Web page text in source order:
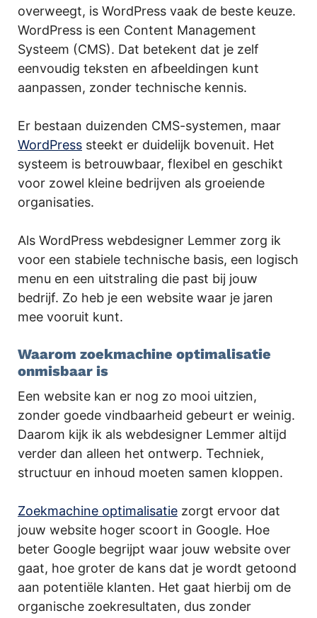
overweegt, is WordPress vaak de beste keuze.
WordPress is een Content Management
Systeem (CMS). Dat betekent dat je zelf
eenvoudig teksten en afbeeldingen kunt
aanpassen, zonder technische kennis.
Er bestaan duizenden CMS-systemen, maar
WordPress steekt er duidelijk bovenuit. Het
systeem is betrouwbaar, flexibel en geschikt
voor zowel kleine bedrijven als groeiende
organisaties.
Als WordPress webdesigner Lemmer zorg ik
voor een stabiele technische basis, een logisch
menu en een uitstraling die past bij jouw
bedrijf. Zo heb je een website waar je jaren
mee vooruit kunt.
Waarom zoekmachine optimalisatie
onmisbaar is
Een website kan er nog zo mooi uitzien,
zonder goede vindbaarheid gebeurt er weinig.
Daarom kijk ik als webdesigner Lemmer altijd
verder dan alleen het ontwerp. Techniek,
structuur en inhoud moeten samen kloppen.
Zoekmachine optimalisatie zorgt ervoor dat
jouw website hoger scoort in Google. Hoe
beter Google begrijpt waar jouw website over
gaat, hoe groter de kans dat je wordt getoond
aan potentiële klanten. Het gaat hierbij om de
organische zoekresultaten, dus zonder